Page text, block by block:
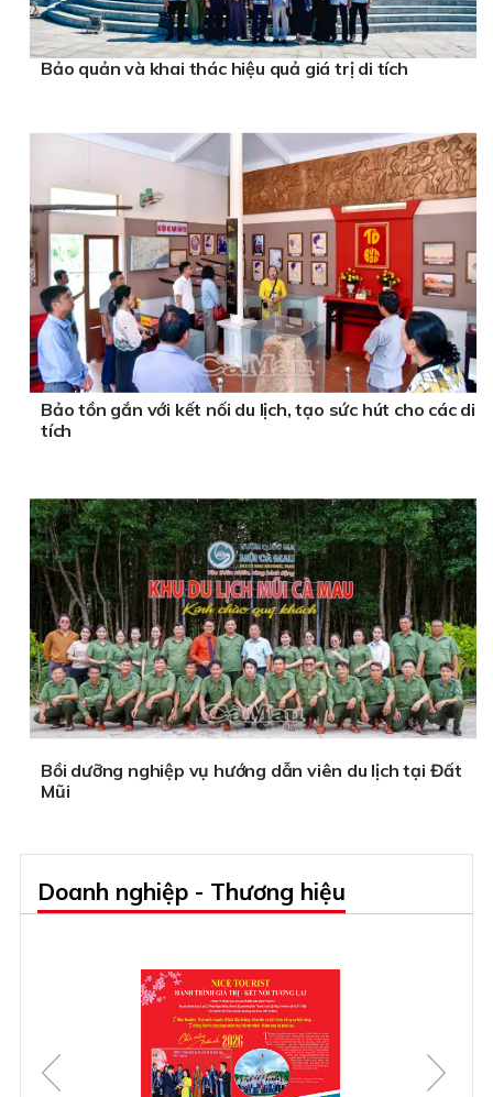
Bảo quản và khai thác hiệu quả giá trị di tích
Bảo tồn gắn với kết nối du lịch, tạo sức hút cho các di
tích
Bồi dưỡng nghiệp vụ hướng dẫn viên du lịch tại Đất
Mũi
Doanh nghiệp - Thương hiệu